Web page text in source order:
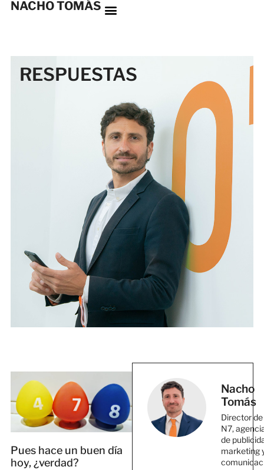
NACHO TOMÁS
RESPUESTAS
Pues hace un buen día
hoy, ¿verdad?
Nacho
Tomás
Director de
N7,
de
marketing